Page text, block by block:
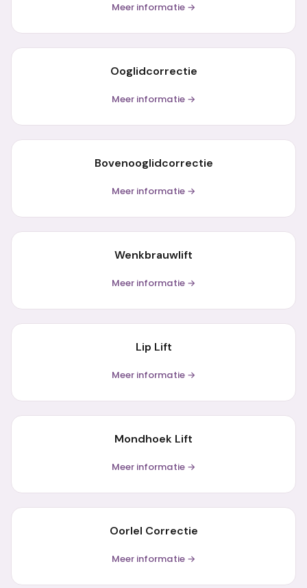
Meer informatie →
Ooglidcorrectie
Meer informatie →
Bovenooglidcorrectie
Meer informatie →
Wenkbrauwlift
Meer informatie →
Lip Lift
Meer informatie →
Mondhoek Lift
Meer informatie →
Oorlel Correctie
Meer informatie →